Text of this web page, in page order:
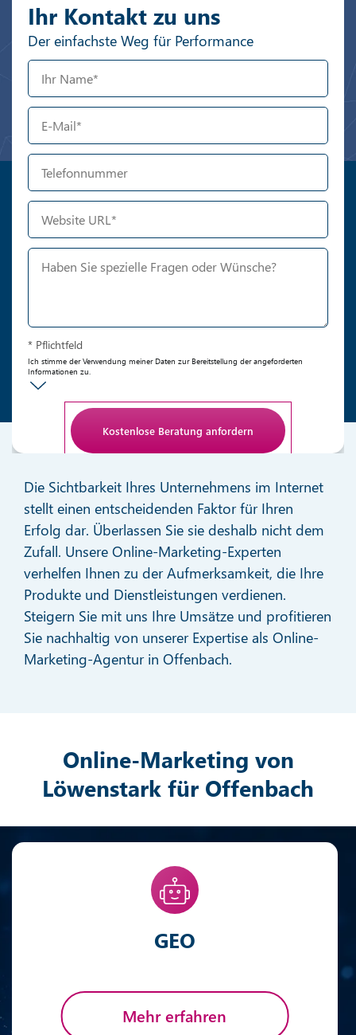
Ihr Kontakt zu uns
Der einfachste Weg für Performance
* Pflichtfeld
Ich stimme der Verwendung meiner Daten zur Bereitstellung der angeforderten
Informationen zu.
Hier klicken
Friendly
Die Sichtbarkeit Ihres Unternehmens im Internet
stellt einen entscheidenden Faktor für Ihren
Erfolg dar. Überlassen Sie sie deshalb nicht dem
Zufall. Unsere Online-Marketing-Experten
verhelfen Ihnen zu der Aufmerksamkeit, die Ihre
Produkte und Dienstleistungen verdienen.
Steigern Sie mit uns Ihre Umsätze und profitieren
Sie nachhaltig von unserer Expertise als Online-
Marketing-Agentur in Offenbach.
Online-Marketing von
Löwenstark für Offenbach
GEO
Mehr erfahren